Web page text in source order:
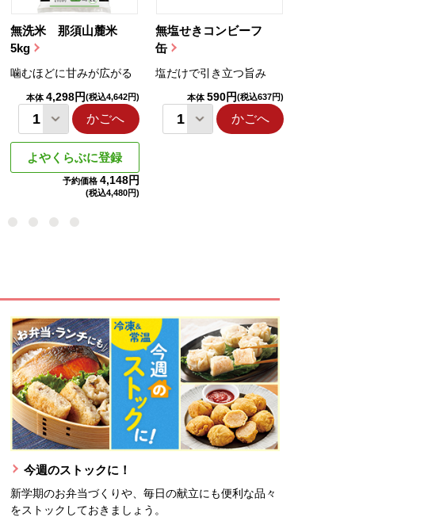
無洗米 那須山麓米
5kg
噛むほどに甘みが広がる
本体 4,298円(税込4,642円)
かごへ
よやくらぶに登録
予約価格 4,148円
(税込4,480円)
無塩せきコンビーフ
缶
塩だけで引き立つ旨み
本体 590円(税込637円)
かごへ
今週のストックに！
新学期のお弁当づくりや、毎日の献立にも便利な品々
をストックしておきましょう。